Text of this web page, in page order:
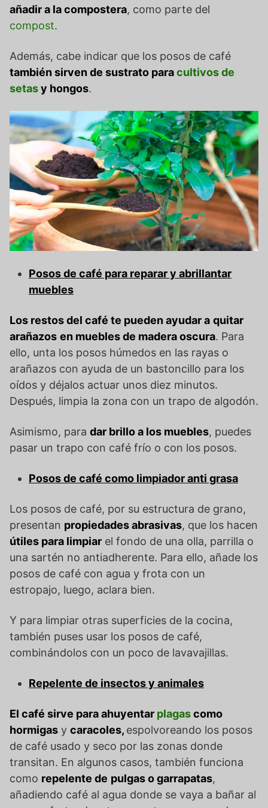
añadir a la compostera, como parte del
compost.
Además, cabe indicar que los posos de café
también sirven de sustrato paracultivos de
setasy hongos.
Posos de café para reparar y abrillantar
muebles
Los restos del café te pueden ayudar a quitar
arañazos en muebles de madera oscura. Para
ello, unta los posos húmedos en las rayas o
arañazos con ayuda de un bastoncillo para los
oídos y déjalos actuar unos diez minutos.
Después, limpia la zona con un trapo de algodón.
Asimismo, para dar brillo a los muebles, puedes
pasar un trapo con café frío o con los posos.
Posos de café como limpiador anti grasa
Los posos de café, por su estructura de grano,
presentan propiedades abrasivas, que los hacen
útiles para limpiar el fondo de una olla, parrilla o
una sartén no antiadherente. Para ello, añade los
posos de café con agua y frota con un
estropajo, luego, aclara bien.
Y para limpiar otras superficies de la cocina,
también puses usar los posos de café,
combinándolos con un poco de lavavajillas.
Repelente de insectos y animales
El café sirve para ahuyentar plagascomo
hormigas y caracoles, espolvoreando los posos
de café usado y seco por las zonas donde
transitan. En algunos casos, también funciona
como repelente de pulgas o garrapatas,
añadiendo café al agua donde se vaya a bañar al